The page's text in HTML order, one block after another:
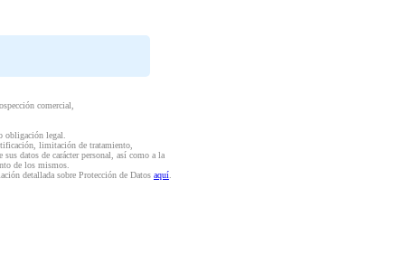
comercial,
obligación legal.
limitación de tratamiento,
datos de carácter personal, así como a la
de los mismos.
detallada sobre Protección de Datos aquí.